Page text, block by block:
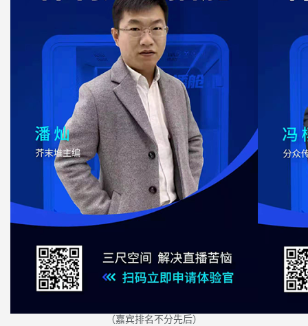
（嘉宾排名不分先后）